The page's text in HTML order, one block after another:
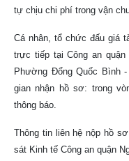
tự chịu chi phí trong vận
Cá nhân, tổ chức đấu giá
trực tiếp tại Công an
Phường Đổng Quốc Bình
gian nhận hồ sơ: trong
thông báo.
Thông tin liên hệ nộp hồ
sát Kinh tế Công an quận